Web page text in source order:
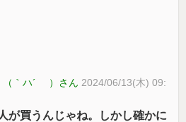
（｀ハ´ ）さん 2024/06/13(木) 09:
が買うんじゃね。しかし確かに